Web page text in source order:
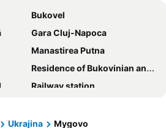
Bukovel
Gara Cluj-Napoca
Manastirea Putna
Residence of Bukovinian and Dalmatian Metropolitans
Railway station
Yablunytsia
Ukrajina Mygovo